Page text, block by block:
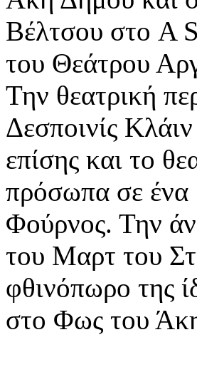
Βέλτσου στο A
του Θεάτρου
Την θεατρική
Δεσποινίς
επίσης και το
πρόσωπα σε ένα
Φούρνος. Την
του Μαρτ του
φθινόπωρο της
στο Φως του